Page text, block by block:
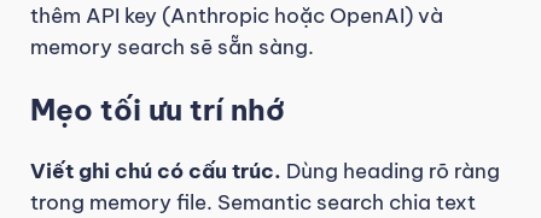
thêm API key (Anthropic hoặc OpenAI) và
memory search sẽ sẵn sàng.
Mẹo tối ưu trí nhớ
Viết ghi chú có cấu trúc. Dùng heading rõ ràng
trong memory file. Semantic search chia text